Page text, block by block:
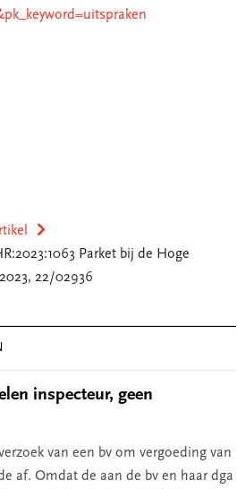
Parket bij de Hoge
2023, 22/02936
inspecteur, geen
van een bv om vergoeding van
af. Omdat de aan de bv en haar dga